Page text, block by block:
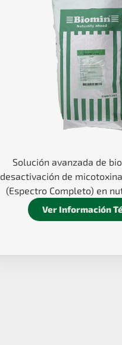
Solución avanzada de
desactivación de
(Espectro Completo) en
Ver Información